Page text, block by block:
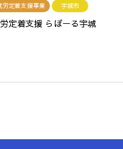
労定着支援事業 宇城市
定着支援 らぽーる宇城